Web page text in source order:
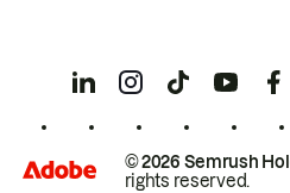
© 2026 Semrush
rights reserved.